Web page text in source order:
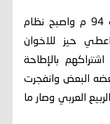
الغيت الشراكة بين الجنوب والشمال بحرب 94 م واصبح نظام
حيز للاخوان
بالإطاحة
البعض وانفجرت
العربي وصار ما